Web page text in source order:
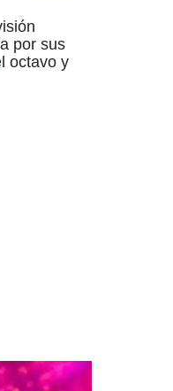
por sus
octavo y